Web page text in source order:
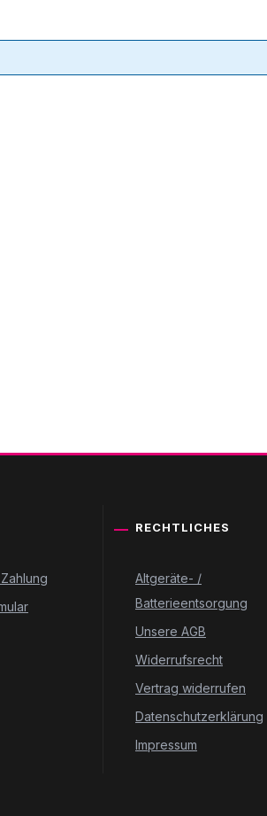
RECHTLICHES
Altgeräte- /
Batterieentsorgung
Unsere AGB
Widerrufsrecht
Vertrag widerrufen
Datenschutzerklärung
Impressum